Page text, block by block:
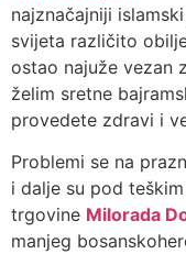
najznačajniji
svijeta različito
ostao najuže vezan
želim sretne
provedete zdravi i
Problemi se na
i dalje su pod
trgovine Milorada
manjeg